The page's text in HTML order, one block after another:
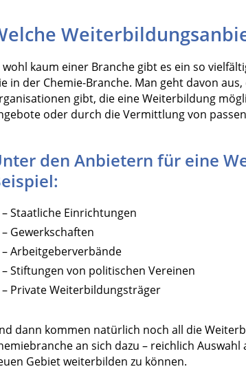
wohl kaum einer Branche gibt es ein so
in der Chemie-Branche. Man geht davon
gibt, die eine Weiterbildung
oder durch die Vermittlung von
den Anbietern für eine
– Staatliche Einrichtungen
– Gewerkschaften
– Arbeitgeberverbände
– Stiftungen von politischen Vereinen
– Private Weiterbildungsträger
dann kommen natürlich noch all die
an sich dazu – reichlich
Gebiet weiterbilden zu können.